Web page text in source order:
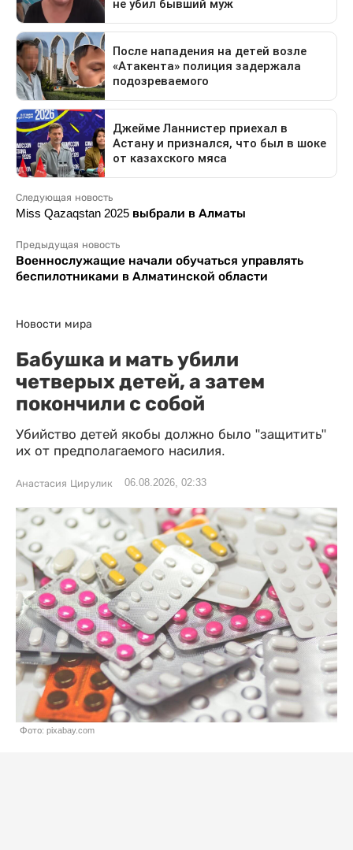
Следующая новость
Miss Qazaqstan 2025 выбрали в Алматы
Предыдущая новость
Военнослужащие начали обучаться управлять
беспилотниками в Алматинской области
Новости мира
Бабушка и мать убили
четверых детей, а затем
покончили с собой
Убийство детей якобы должно было "защитить"
их от предполагаемого насилия.
Анастасия Цирулик 06.08.2026, 02:33
Фото: pixabay.com